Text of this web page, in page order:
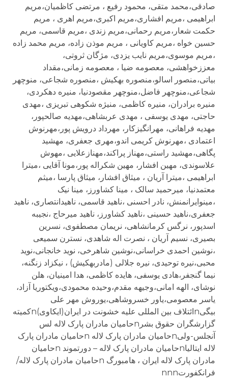
صادقی،محمد متقی، محمود رفیع ، مرتضی کاظمیان،مریم
ابراهیمی ،مریم افشاری،مریم اکبری،مریم اهری ، مریم
حکمت شعار،مریم رحمانی،مریم زندی ،مریم قاسمی، مریم
حسین خواه ،مریم کاویانی ، مریم موذن زاده، مریم محمد زاده
،مریم موسوی،مریم نایب یزدی، مژگان ثروتی،
معززخواهشی، معصومه ضیا ، معصومه زمانی،مقداد
بیاتی،منصور اسالو،منصوره بهکیش ،منصوره شجاعی، منوچهر
شجاعی،منوچهر فاضل،منوچهر مقصودنیا، منیره دهکردی،
منیره برادران، منیره کاظمی، منیژه شکوهی تبریزی ،مهدی
حاجتی، مهدی یوسفی ، مهدی عربشاهی،مهدیه صالحپور،
مهدیه فراهانی، مهرانگیزکار، مهرداد درویش پور،مهرنوش
اعتمادی ،مهرنوش کریمی اندو،مهری جعفری، مهشید
پگاهى،مهشید راستی،مهناز پراکند،مهنازعلایی ،مهوش
علاسوندی، مهین افشار، مهین شکراله پور،مونا آقایی ،میترا
ابراهیمی ،میترا آریان ، میثاق افشار، میثاق پارسا ،میثم
معتمدنیا، میرحمید سالک ، مینا کشاورز، مینا نیک
،مینوایرانمنش، نادر احسنی ،ناهید قاسمی، ناهیدانتصاری، ناهید
جعفری،ناهید حسینی ،ناهید کشاورز، ناهید میرحاج ،نجیبه
اسدپور، نرگس کرمانشاهی، نریمان مصطفوی، نسرین
بصیری، نسیم آریان ، نصرت اله شاهدی، نسترن سمیعی
،نوشین احمدی خراسانی،نوشین شاهرخی، نوید خانجانی،نوید
محبی،نیره توحیدی، نیره جلالی (مادربهکیش) ، نیکزاد زنگنه،
نیما گنجفر،هادی یوسفی، هایده کاظمی، هدا امینیان، هلن
نوشای، الهه امانی،وجیهه مقدم،وحیده محمودی،ویکتوریا آزاد،
یاسر معصومی،یاور خسروشاهی،یوروش مهر علی
بیگیnائتلاف بین المللی علیه خشونت در ایران(ایکاوی)nکمیته
گزارشگران حقوق بشرnحامیان مادران پارک لاله لس
آنجلس-ولیnحامیان مادران پارک لاله nحامیان مادران پارک
لاله ایتالیاnحامیان مادران پارک لاله – دورتموند nحامیان
مادران پارک لاله ایران ، هامبورگ nحامیان مادران پارک لاله/
فرانکفورتnnn